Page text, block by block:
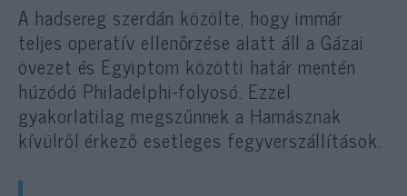
A hadsereg szerdán közölte, hogy immár
teljes operatív ellenőrzése alatt áll a Gázai
övezet és Egyiptom közötti határ mentén
húzódó Philadelphi-folyosó. Ezzel
gyakorlatilag megszűnnek a Hamásznak
kívülről érkező esetleges fegyverszállítások.